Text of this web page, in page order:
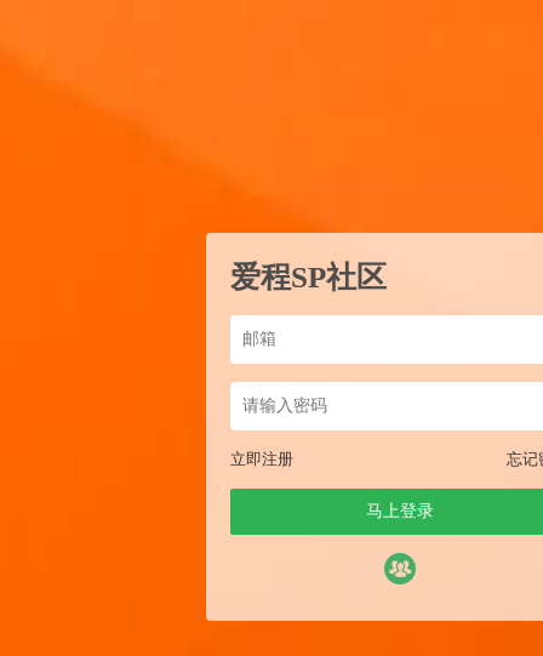
爱程SP社区
立即注册 忘记
马上登录